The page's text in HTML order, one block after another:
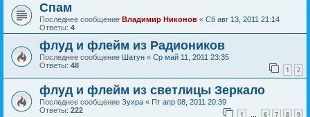
Спам
Последнее сообщение Владимир Никонов « Сб авг 13, 2011 21:14
Ответы: 4
флуд и флейм из Радиоников
Последнее сообщение Шатун « Ср май 11, 2011 23:35
Ответы: 48 1 2
флуд и флейм из светлицы Зеркало
Последнее сообщение Зухра « Пт апр 08, 2011 20:39
Ответы: 222 1 … 6 7 8 9